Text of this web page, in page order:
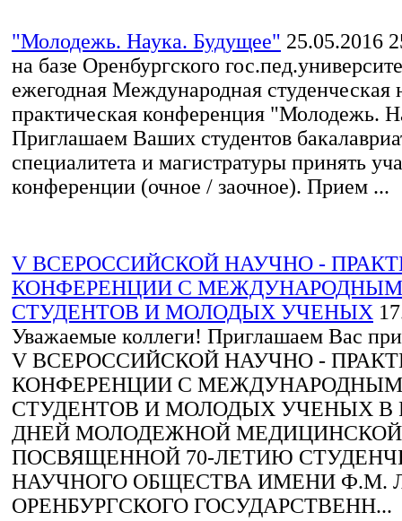
"Молодежь. Наука. Будущее" 25.05.2016
на базе Оренбургского
ежегодная Международная студенческая
практическая конференция "Молодежь.
Приглашаем Ваших студентов
специалитета и магистратуры принять
конференции (очное / заочное). Прием ...
V ВСЕРОССИЙСКОЙ НАУЧНО -
КОНФЕРЕНЦИИ С
СТУДЕНТОВ И МОЛОДЫХ УЧЕНЫХ
Уважаемые коллеги! Приглашаем Вас
V ВСЕРОССИЙСКОЙ НАУЧНО -
КОНФЕРЕНЦИИ С
СТУДЕНТОВ И МОЛОДЫХ УЧЕНЫХ В
ДНЕЙ МОЛОДЕЖНОЙ МЕДИЦИНСКОЙ
ПОСВЯЩЕННОЙ 70-ЛЕТИЮ
НАУЧНОГО ОБЩЕСТВА ИМЕНИ Ф.М.
ОРЕНБУРГСКОГО ГОСУДАРСТВЕНН...